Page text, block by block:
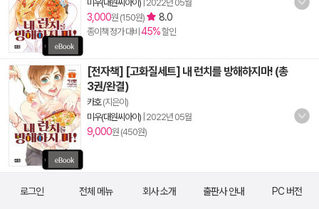
미우(대원씨아이) 2022년 05월
3,000원 (150원) 8.0
종이책 정가 대비 45%할인
[전자책] [고화질세트] 내 런치를 방해하지마! (총
3권/완결)
카호(지은이)
미우(대원씨아이) 2022년 05월
9,000원 (450원)
로그인 전체 메뉴 회사 소개 출판사 안내 PC 버전